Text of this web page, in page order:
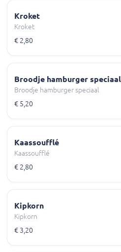
Kroket
Kroket
€ 2,80
Broodje hamburger speciaal
Broodje hamburger speciaal
€ 5,20
Kaassoufflé
Kaassoufflé
€ 2,80
Kipkorn
Kipkorn
€ 3,20